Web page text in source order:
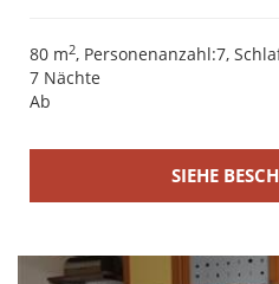
80 m2, Personenanzahl:7,
7 Nächte
Ab
SIEHE